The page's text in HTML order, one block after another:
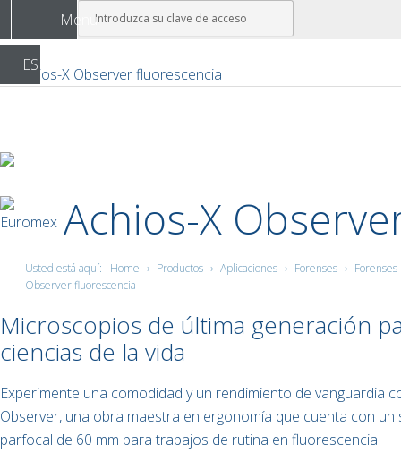
Menu
ES
Achios-X
Usted está aquí: Home › Productos › Aplicaciones › Forenses ›
Observer fluorescencia
Microscopios de última generación
ciencias de la vida
Experimente una comodidad y un rendimiento de vanguardia
Observer, una obra maestra en ergonomía que cuenta con
parfocal de 60 mm para trabajos de rutina en fluorescencia